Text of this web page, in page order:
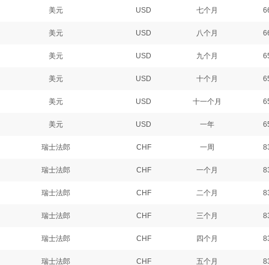
美元 USD 七个月
美元 USD 八个月
美元 USD 九个月
美元 USD 十个月
美元 USD 十一个月
美元 USD 一年
瑞士法郎 CHF 一周
瑞士法郎 CHF 一个月
瑞士法郎 CHF 二个月
瑞士法郎 CHF 三个月
瑞士法郎 CHF 四个月
瑞士法郎 CHF 五个月